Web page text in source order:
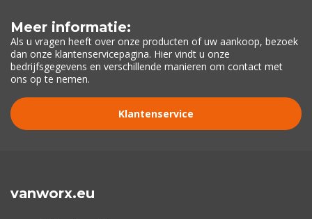
Meer informatie:
Als u vragen heeft over onze producten of uw aankoop, bezoek
dan onze klantenservicepagina. Hier vindt u onze
bedrijfsgegevens en verschillende manieren om contact met
ons op te nemen.
Klantenservice
vanworx.eu